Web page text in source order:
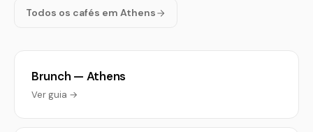
Todos os cafés em Athens
Brunch — Athens
Ver guia →